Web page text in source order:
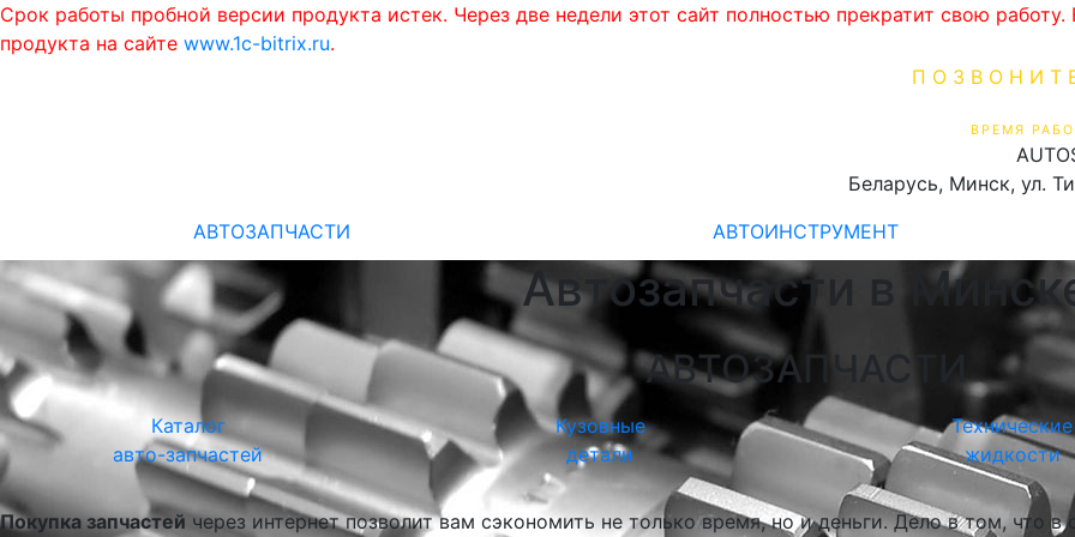
Срок работы пробной версии продукта истек. Через две недели этот сайт полностью прекратит свою
продукта на сайте www.1c-bitrix.ru.
ВРЕМЯ
Беларусь, Минск, ул.
АВТОЗАПЧАСТИ АВТОИНСТРУМЕНТ
Автозапчасти в
АВТОЗАПЧАСТИ
Каталог
авто-запчастей
Кузовные
детали
Технические
жидкости
Покупка запчастей через интернет позволит вам сэкономить не только время, но и деньги. Дело в том, что в